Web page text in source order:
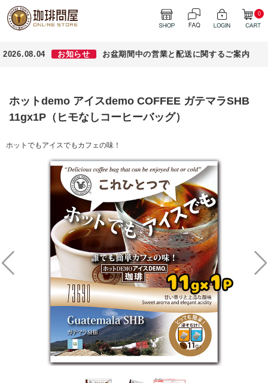
0
2026.08.04 お知らせ お盆期間中の営業と配送に関するご案内
ホットdemo アイスdemo COFFEE ガテマラSHB
11gx1P（ヒモなしコーヒーバッグ）
ホットでもアイスでもカフェの味！